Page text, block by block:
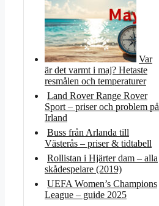
Var
är det varmt i maj? Hetaste
resmålen och temperaturer
Land Rover Range Rover
Sport – priser och problem på
Irland
Buss från Arlanda till
Västerås – priser & tidtabell
Rollistan i Hjärter dam – alla
skådespelare (2019)
UEFA Women’s Champions
League – guide 2025